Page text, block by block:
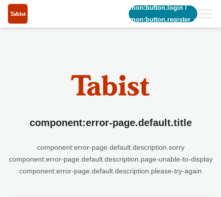
common:button.login/
common:button.register_short
component:error-page.default.title
component:error-page.default.description.sorry
component:error-page.default.description.page-unable-to-display
component:error-page.default.description.please-try-again